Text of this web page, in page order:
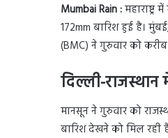
Mumbai Rain :
172mm बारिश हुई है।
(BMC) ने गुरुवार को
दिल्ली-
मानसून ने गुरुवार को
बारिश देखने को मिल रही